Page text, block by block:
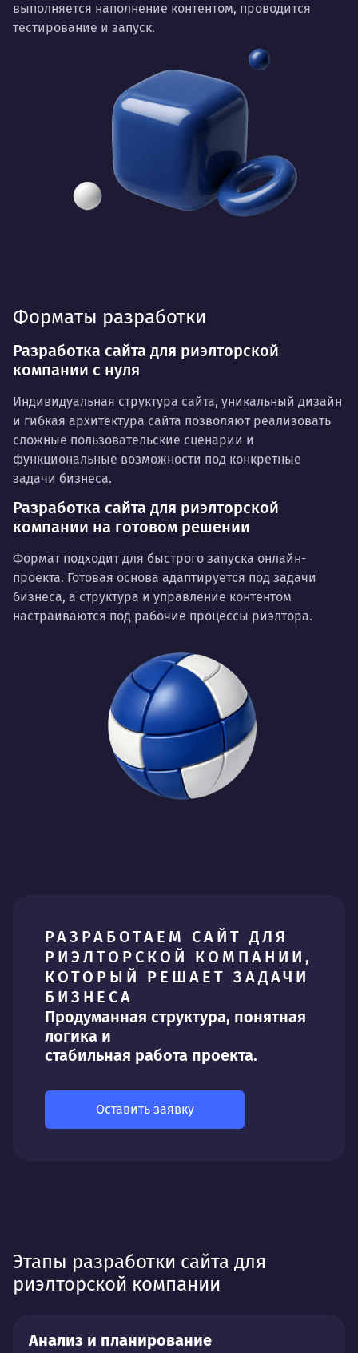
выполняется наполнение контентом, проводится
тестирование и запуск.
Форматы разработки
Разработка сайта для риэлторской
компании с нуля
Индивидуальная структура сайта, уникальный дизайн
и гибкая архитектура сайта позволяют реализовать
сложные пользовательские сценарии и
функциональные возможности под конкретные
задачи бизнеса.
Разработка сайта для риэлторской
компании на готовом решении
Формат подходит для быстрого запуска онлайн-
проекта. Готовая основа адаптируется под задачи
бизнеса, а структура и управление контентом
настраиваются под рабочие процессы риэлтора.
РАЗРАБОТАЕМ САЙТ ДЛЯ
РИЭЛТОРСКОЙ КОМПАНИИ,
КОТОРЫЙ РЕШАЕТ ЗАДАЧИ
БИЗНЕСА
Продуманная структура, понятная
логика и
стабильная работа проекта.
Оставить заявку
Этапы разработки сайта для
риэлторской компании
Анализ и планирование